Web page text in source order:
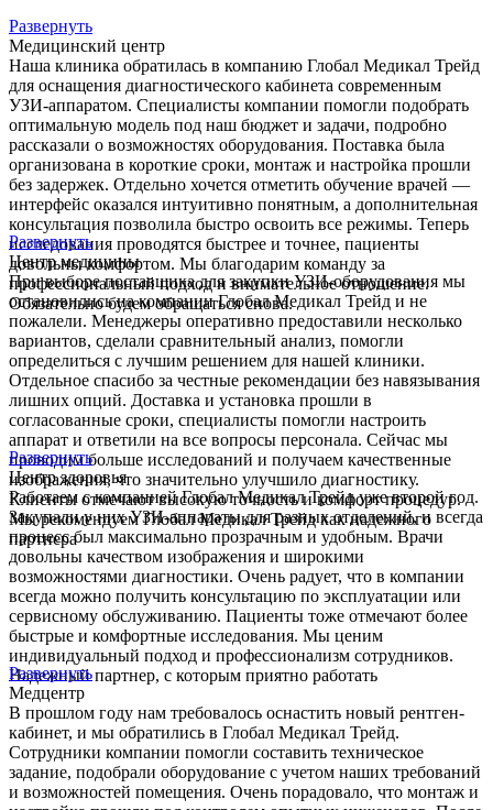
Развернуть
Медицинский центр
Наша клиника обратилась в компанию Глобал Медикал Трейд
для оснащения диагностического кабинета современным
УЗИ-аппаратом. Специалисты компании помогли подобрать
оптимальную модель под наш бюджет и задачи, подробно
рассказали о возможностях оборудования. Поставка была
организована в короткие сроки, монтаж и настройка прошли
без задержек. Отдельно хочется отметить обучение врачей —
интерфейс оказался интуитивно понятным, а дополнительная
консультация позволила быстро освоить все режимы. Теперь
исследования проводятся быстрее и точнее, пациенты
довольны комфортом. Мы благодарим команду за
профессиональный подход и внимательное отношение.
Обязательно будем обращаться снова.
Развернуть
Центр медицины
При выборе поставщика для закупки УЗИ-оборудования мы
остановились на компании Глобал Медикал Трейд и не
пожалели. Менеджеры оперативно предоставили несколько
вариантов, сделали сравнительный анализ, помогли
определиться с лучшим решением для нашей клиники.
Отдельное спасибо за честные рекомендации без навязывания
лишних опций. Доставка и установка прошли в
согласованные сроки, специалисты помогли настроить
аппарат и ответили на все вопросы персонала. Сейчас мы
проводим больше исследований и получаем качественные
изображения, что значительно улучшило диагностику.
Клиенты отмечают высокую точность и комфорт процедур.
Мы рекомендуем Глобал Медикал Трейд как надежного
партнера
Развернуть
Центр здоровья
Работаем с компанией Глобал Медикал Трейд уже второй год.
Закупали у них УЗИ-аппараты для разных отделений, и всегда
процесс был максимально прозрачным и удобным. Врачи
довольны качеством изображения и широкими
возможностями диагностики. Очень радует, что в компании
всегда можно получить консультацию по эксплуатации или
сервисному обслуживанию. Пациенты тоже отмечают более
быстрые и комфортные исследования. Мы ценим
индивидуальный подход и профессионализм сотрудников.
Надежный партнер, с которым приятно работать
Развернуть
Медцентр
В прошлом году нам требовалось оснастить новый рентген-
кабинет, и мы обратились в Глобал Медикал Трейд.
Сотрудники компании помогли составить техническое
задание, подобрали оборудование с учетом наших требований
и возможностей помещения. Очень порадовало, что монтаж и